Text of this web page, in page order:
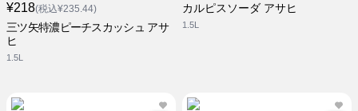
¥218(税込¥235.44)
三ツ矢特濃ピーチスカッシュ アサ
ヒ
1.5L
カルピスソーダ アサヒ
1.5L